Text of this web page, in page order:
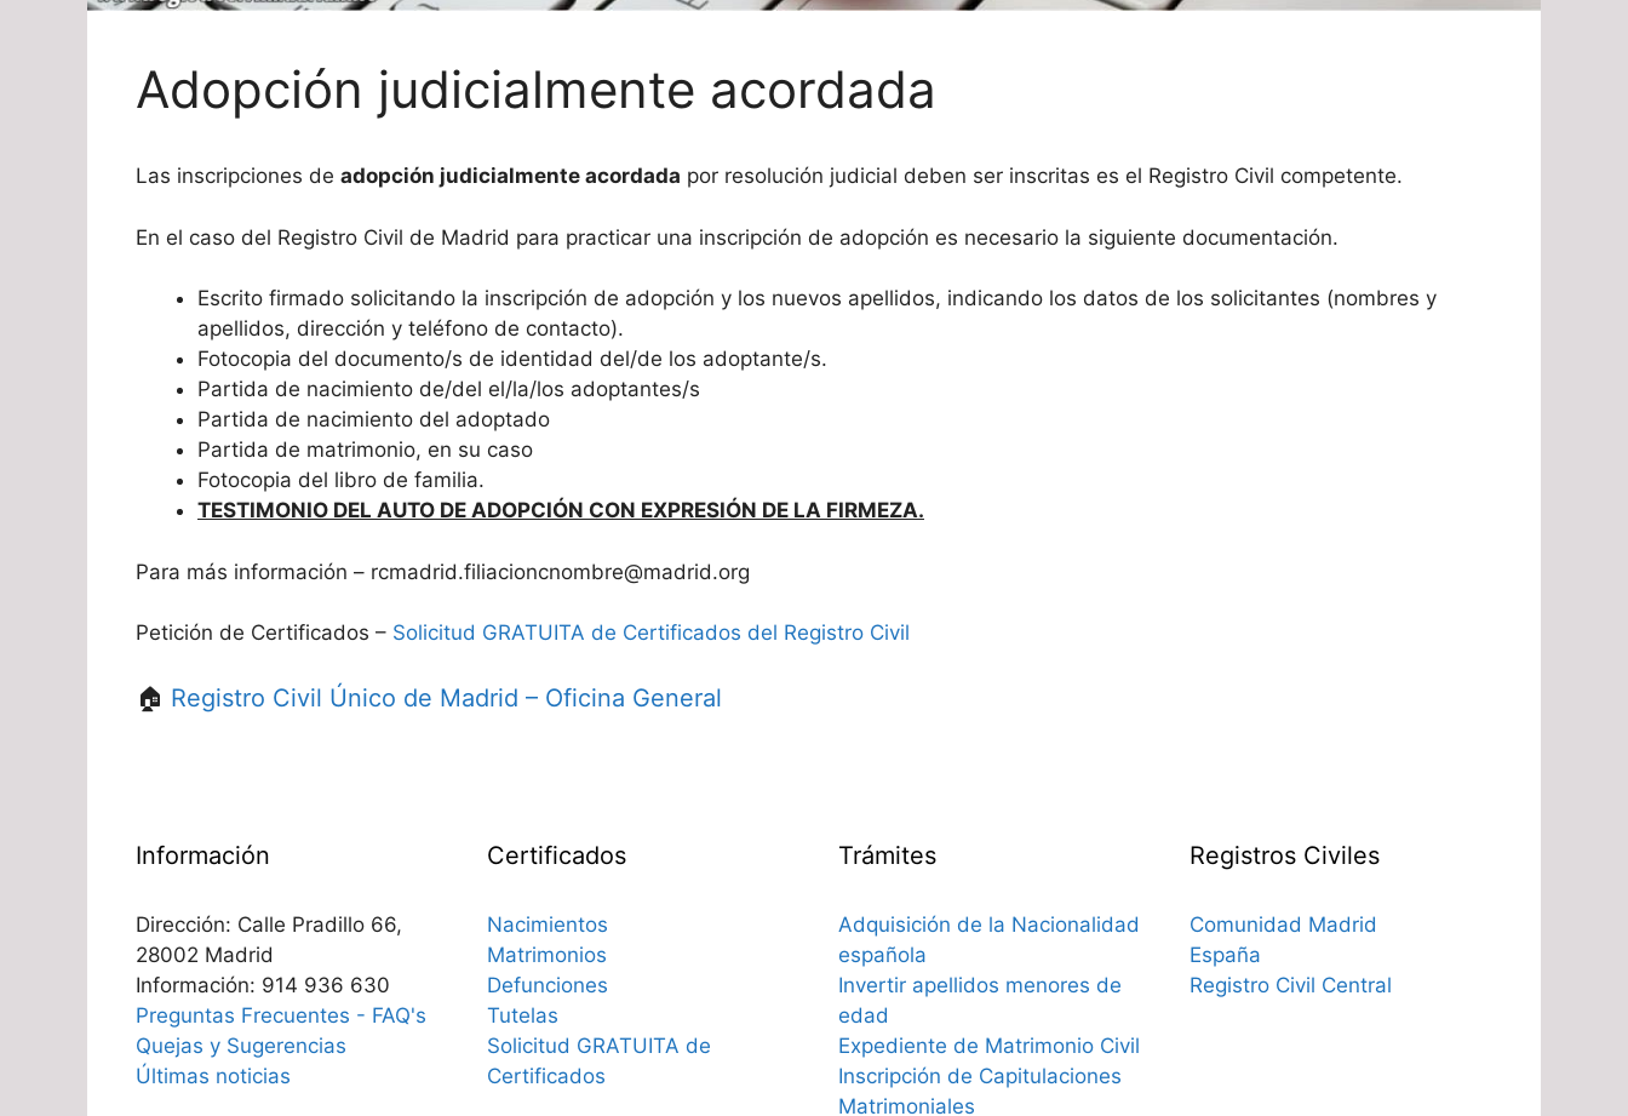
Adopción judicialmente acordada
Las inscripciones de adopción judicialmente acordada por resolución judicial deben ser inscritas es el Registro Civil competente.
En el caso del Registro Civil de Madrid para practicar una inscripción de adopción es necesario la siguiente documentación.
Escrito firmado solicitando la inscripción de adopción y los nuevos apellidos, indicando los datos de los solicitantes (nombres y
apellidos, dirección y teléfono de contacto).
Fotocopia del documento/s de identidad del/de los adoptante/s.
Partida de nacimiento de/del el/la/los adoptantes/s
Partida de nacimiento del adoptado
Partida de matrimonio, en su caso
Fotocopia del libro de familia.
TESTIMONIO DEL AUTO DE ADOPCIÓN CON EXPRESIÓN DE LA FIRMEZA.
Para más información – rcmadrid.filiacioncnombre@madrid.org
Petición de Certificados – Solicitud GRATUITA de Certificados del Registro Civil
🏠 Registro Civil Único de Madrid – Oficina General
Información
Dirección: Calle Pradillo 66,
28002 Madrid
Información: 914 936 630
Preguntas Frecuentes - FAQ's
Quejas y Sugerencias
Últimas noticias
Certificados
Nacimientos
Matrimonios
Defunciones
Tutelas
Solicitud GRATUITA de
Certificados
Trámites
Adquisición de la Nacionalidad
española
Invertir apellidos menores de
edad
Expediente de Matrimonio Civil
Inscripción de Capitulaciones
Matrimoniales
Registros Civiles
Comunidad Madrid
España
Registro Civil Central